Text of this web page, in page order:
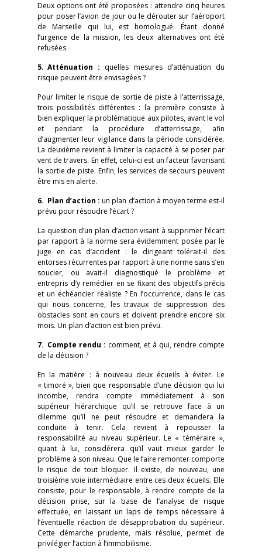
Deux options ont été proposées : attendre cinq heures
pour poser l’avion de jour ou le dérouter sur l’aéroport
de Marseille qui lui, est homologué. Étant donné
l’urgence de la mission, les deux alternatives ont été
refusées.
5. Atténuation : quelles mesures d’atténuation du
risque peuvent être envisagées ?
Pour limiter le risque de sortie de piste à l’atterrissage,
trois possibilités différentes : la première consiste à
bien expliquer la problématique aux pilotes, avant le vol
et pendant la procédure d’atterrissage, afin
d’augmenter leur vigilance dans la période considérée.
La deuxième revient à limiter la capacité à se poser par
vent de travers. En effet, celui-ci est un facteur favorisant
la sortie de piste. Enfin, les services de secours peuvent
être mis en alerte.
6. Plan d’action : un plan d’action à moyen terme est-il
prévu pour résoudre l’écart ?
La question d’un plan d’action visant à supprimer l’écart
par rapport à la norme sera évidemment posée par le
juge en cas d’accident : le dirigeant tolérait-il des
entorses récurrentes par rapport à une norme sans s’en
soucier, ou avait-il diagnostiqué le problème et
entrepris d’y remédier en se fixant des objectifs précis
et un échéancier réaliste ? En l’occurrence, dans le cas
qui nous concerne, les travaux de suppression des
obstacles sont en cours et doivent prendre encore six
mois. Un plan d’action est bien prévu.
7. Compte rendu : comment, et à qui, rendre compte
de la décision ?
En la matière : à nouveau deux écueils à éviter. Le
« timoré », bien que responsable d’une décision qui lui
incombe, rendra compte immédiatement à son
supérieur hiérarchique qu’il se retrouve face à un
dilemme qu’il ne peut résoudre et demandera la
conduite à tenir. Cela revient à repousser la
responsabilité au niveau supérieur. Le « téméraire »,
quant à lui, considérera qu’il vaut mieux garder le
problème à son niveau. Que le faire remonter comporte
le risque de tout bloquer. Il existe, de nouveau, une
troisième voie intermédiaire entre ces deux écueils. Elle
consiste, pour le responsable, à rendre compte de la
décision prise, sur la base de l’analyse de risque
effectuée, en laissant un laps de temps nécessaire à
l’éventuelle réaction de désapprobation du supérieur.
Cette démarche prudente, mais résolue, permet de
privilégier l’action à l’immobilisme.